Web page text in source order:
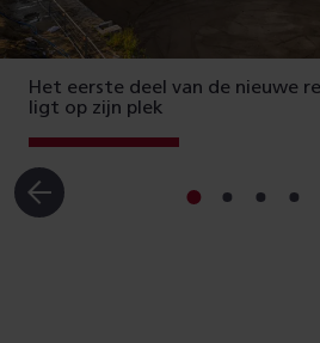
Het eerste deel van de nieuwe
ligt op zijn plek
Ga
Ga
Ga
Ga